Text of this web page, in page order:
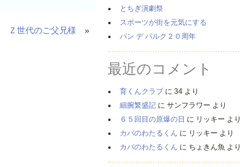
Ｚ世代のご父兄様 »
とちぎ演劇祭
スポーツが街を元気にする
パン デ パルク２０周年
最近のコメント
育くんクラブ に 34 より
細腕繁盛記 に サンフラワー より
６５回目の原爆の日 に リッキー より
カバのわたるくん に リッキー より
カバのわたるくん に ちょきん魚 より